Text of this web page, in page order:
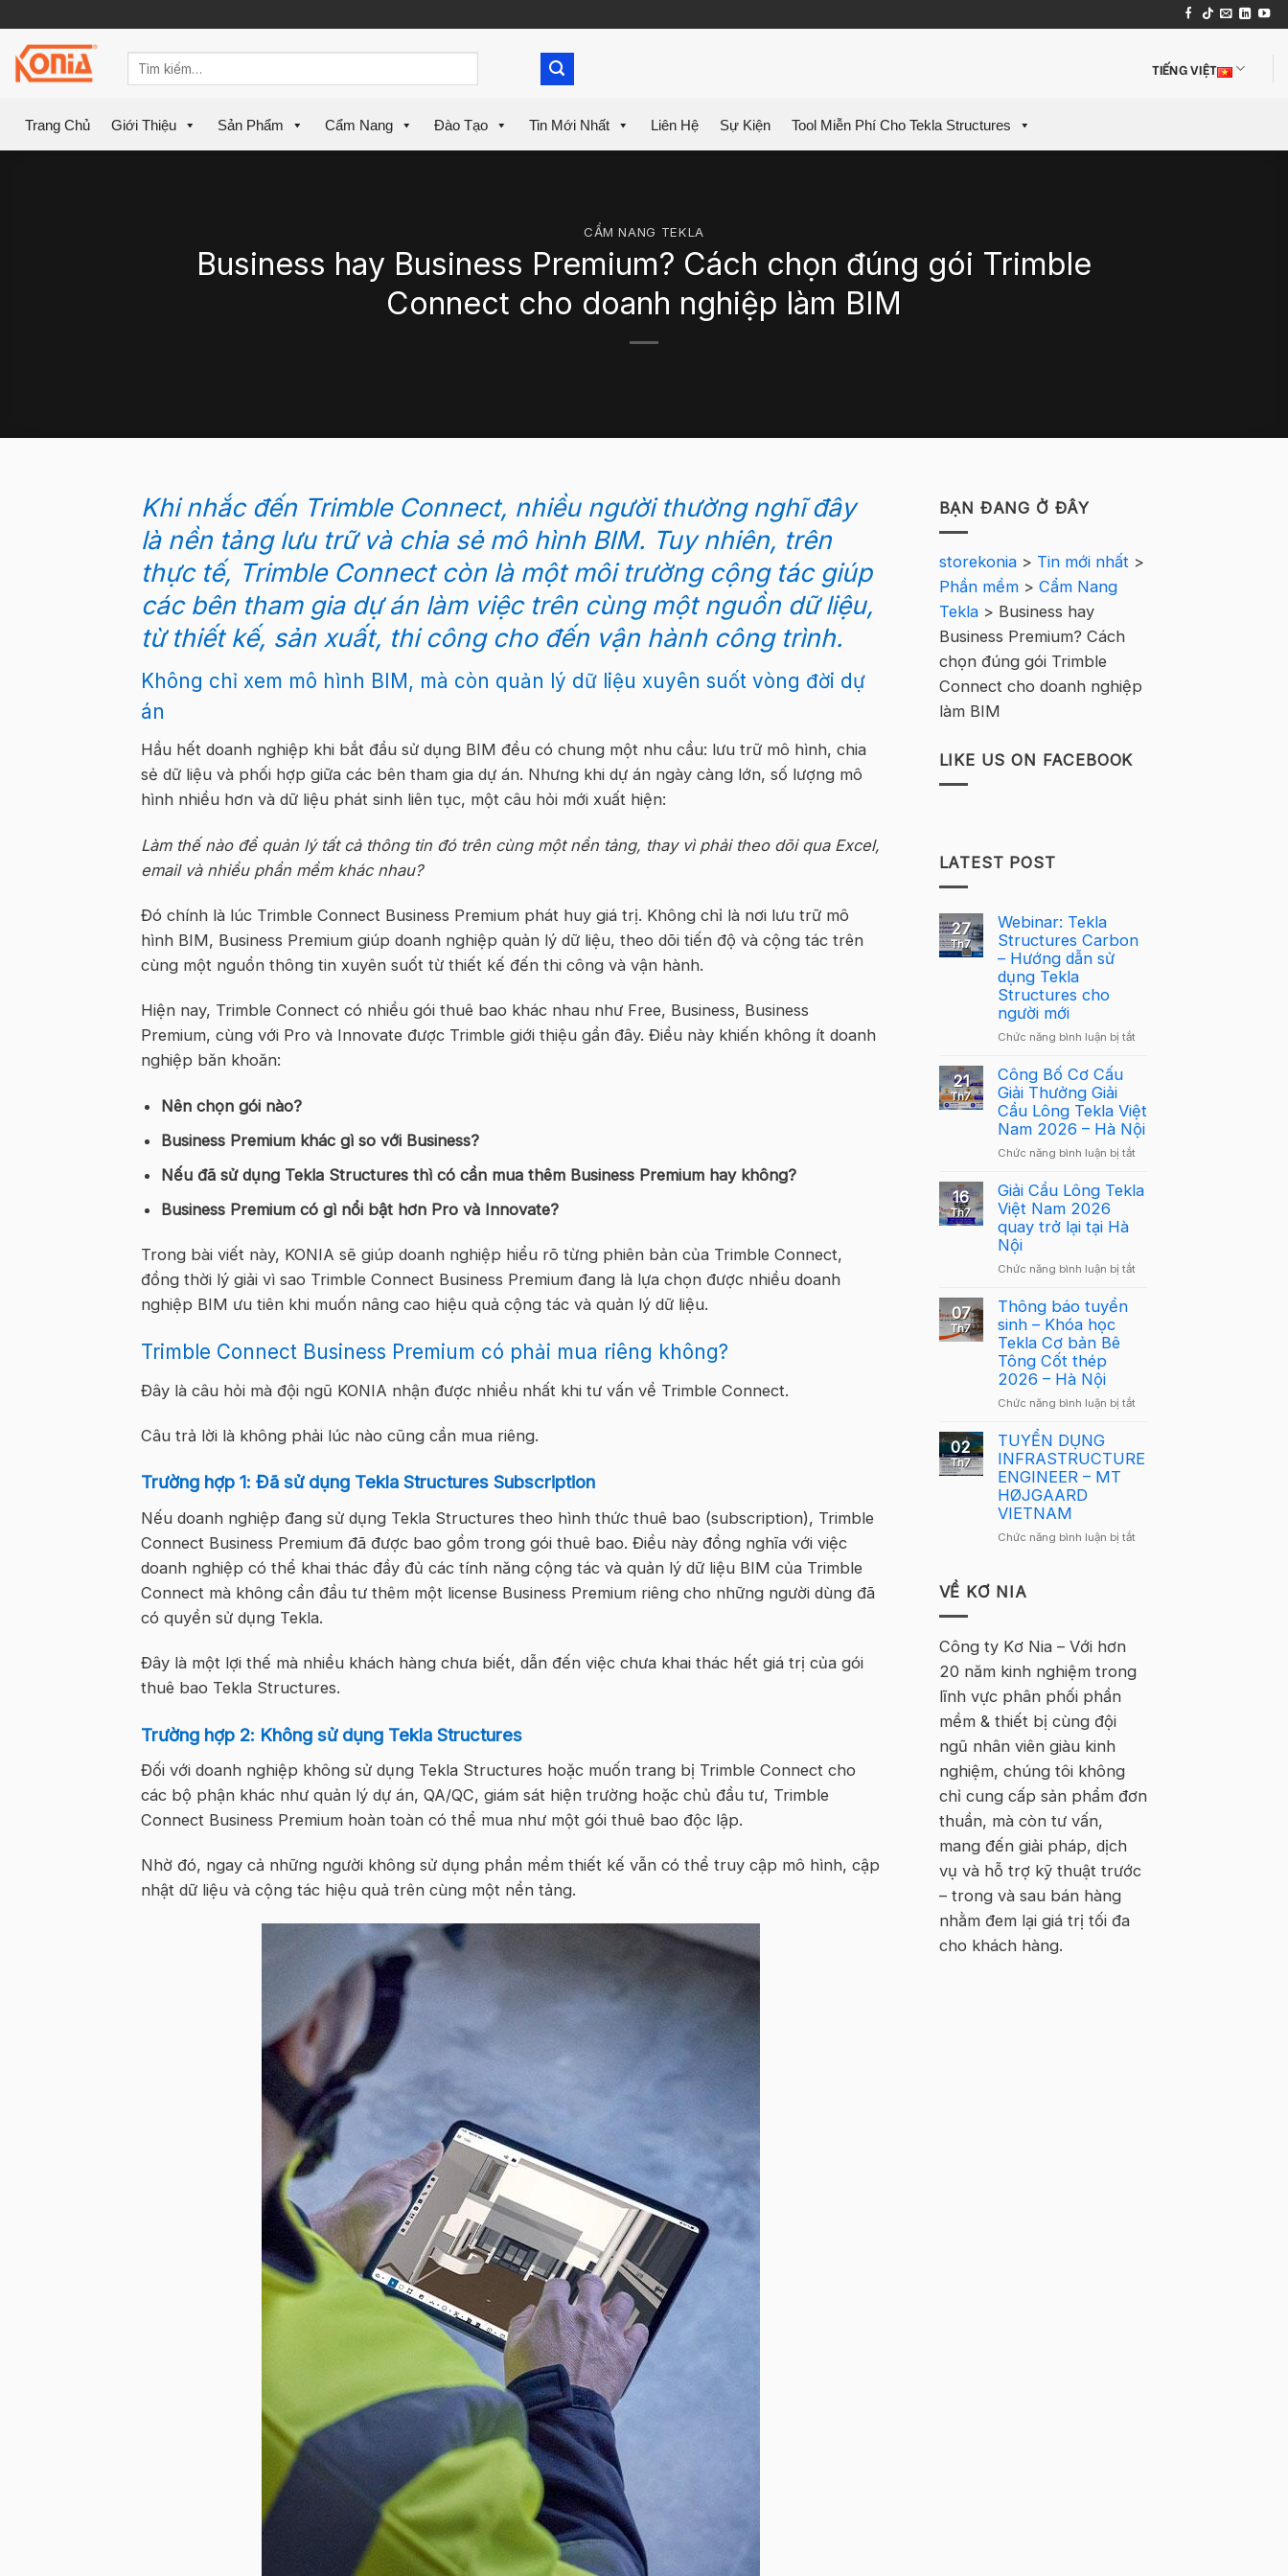
content
TIẾNG VIỆT
Trang Chủ Giới Thiệu Sản Phẩm Cẩm Nang Đào Tạo Tin Mới Nhất Liên Hệ Sự Kiện Tool Miễn Phí Cho Tekla Structures
CẨM NANG TEKLA
Business hay Business Premium? Cách chọn đúng gói Trimble
Connect cho doanh nghiệp làm BIM
Khi nhắc đến Trimble Connect, nhiều người thường nghĩ đây
là nền tảng lưu trữ và chia sẻ mô hình BIM. Tuy nhiên, trên
thực tế, Trimble Connect còn là một môi trường cộng tác giúp
các bên tham gia dự án làm việc trên cùng một nguồn dữ liệu,
từ thiết kế, sản xuất, thi công cho đến vận hành công trình.
Không chỉ xem mô hình BIM, mà còn quản lý dữ liệu xuyên suốt vòng đời dự
án
Hầu hết doanh nghiệp khi bắt đầu sử dụng BIM đều có chung một nhu cầu: lưu trữ mô hình, chia
sẻ dữ liệu và phối hợp giữa các bên tham gia dự án. Nhưng khi dự án ngày càng lớn, số lượng mô
hình nhiều hơn và dữ liệu phát sinh liên tục, một câu hỏi mới xuất hiện:
Làm thế nào để quản lý tất cả thông tin đó trên cùng một nền tảng, thay vì phải theo dõi qua Excel,
email và nhiều phần mềm khác nhau?
Đó chính là lúc Trimble Connect Business Premium phát huy giá trị. Không chỉ là nơi lưu trữ mô
hình BIM, Business Premium giúp doanh nghiệp quản lý dữ liệu, theo dõi tiến độ và cộng tác trên
cùng một nguồn thông tin xuyên suốt từ thiết kế đến thi công và vận hành.
Hiện nay, Trimble Connect có nhiều gói thuê bao khác nhau như Free, Business, Business
Premium, cùng với Pro và Innovate được Trimble giới thiệu gần đây. Điều này khiến không ít doanh
nghiệp băn khoăn:
Nên chọn gói nào?
Business Premium khác gì so với Business?
Nếu đã sử dụng Tekla Structures thì có cần mua thêm Business Premium hay không?
Business Premium có gì nổi bật hơn Pro và Innovate?
Trong bài viết này, KONIA sẽ giúp doanh nghiệp hiểu rõ từng phiên bản của Trimble Connect,
đồng thời lý giải vì sao Trimble Connect Business Premium đang là lựa chọn được nhiều doanh
nghiệp BIM ưu tiên khi muốn nâng cao hiệu quả cộng tác và quản lý dữ liệu.
Trimble Connect Business Premium có phải mua riêng không?
Đây là câu hỏi mà đội ngũ KONIA nhận được nhiều nhất khi tư vấn về Trimble Connect.
Câu trả lời là không phải lúc nào cũng cần mua riêng.
Trường hợp 1: Đã sử dụng Tekla Structures Subscription
Nếu doanh nghiệp đang sử dụng Tekla Structures theo hình thức thuê bao (subscription), Trimble
Connect Business Premium đã được bao gồm trong gói thuê bao. Điều này đồng nghĩa với việc
doanh nghiệp có thể khai thác đầy đủ các tính năng cộng tác và quản lý dữ liệu BIM của Trimble
Connect mà không cần đầu tư thêm một license Business Premium riêng cho những người dùng đã
có quyền sử dụng Tekla.
Đây là một lợi thế mà nhiều khách hàng chưa biết, dẫn đến việc chưa khai thác hết giá trị của gói
thuê bao Tekla Structures.
Trường hợp 2: Không sử dụng Tekla Structures
Đối với doanh nghiệp không sử dụng Tekla Structures hoặc muốn trang bị Trimble Connect cho
các bộ phận khác như quản lý dự án, QA/QC, giám sát hiện trường hoặc chủ đầu tư, Trimble
Connect Business Premium hoàn toàn có thể mua như một gói thuê bao độc lập.
Nhờ đó, ngay cả những người không sử dụng phần mềm thiết kế vẫn có thể truy cập mô hình, cập
nhật dữ liệu và cộng tác hiệu quả trên cùng một nền tảng.
BẠN ĐANG Ở ĐÂY
storekonia> Tin mới nhất>
Phần mềm> Cẩm Nang
Tekla> Business hay
Business Premium? Cách
chọn đúng gói Trimble
Connect cho doanh nghiệp
làm BIM
LIKE US ON FACEBOOK
LATEST POST
27
Th7
Webinar: Tekla
Structures Carbon
– Hướng dẫn sử
dụng Tekla
Structures cho
người mới
Chức năng bình luận bị tắtở
Carbon
–
Hướng
dẫn
dụng
21
Th7
Công Bố Cơ Cấu
Giải Thưởng Giải
Cầu Lông Tekla Việt
Nam 2026 – Hà Nội
Chức năng bình luận bị tắtở
Bố
Giải
Hà
16
Th7
Giải Cầu Lông Tekla
Việt Nam 2026
quay trở lại tại Hà
Nội
Chức năng bình luận bị tắtở
quay
tại
07
Th7
Thông báo tuyển
sinh – Khóa học
Tekla Cơ bản Bê
Tông Cốt thép
2026 – Hà Nội
Chức năng bình luận bị tắtở
tuyển
Tekla
–
02
Th7
TUYỂN DỤNG
INFRASTRUCTURE
ENGINEER – MT
HØJGAARD
VIETNAM
Chức năng bình luận bị tắtở
VIETNAM
VỀ KƠ NIA
Công ty Kơ Nia – Với hơn
20 năm kinh nghiệm trong
lĩnh vực phân phối phần
mềm & thiết bị cùng đội
ngũ nhân viên giàu kinh
nghiệm, chúng tôi không
chỉ cung cấp sản phẩm đơn
thuần, mà còn tư vấn,
mang đến giải pháp, dịch
vụ và hỗ trợ kỹ thuật trước
– trong và sau bán hàng
nhằm đem lại giá trị tối đa
cho khách hàng.